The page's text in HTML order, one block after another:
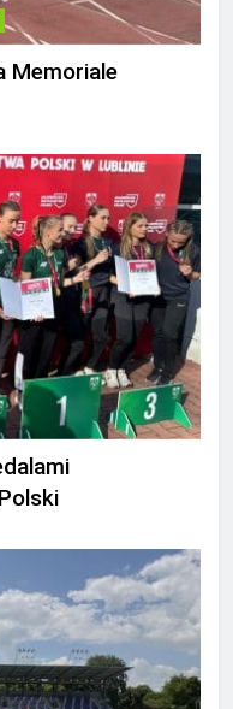
Memoriale